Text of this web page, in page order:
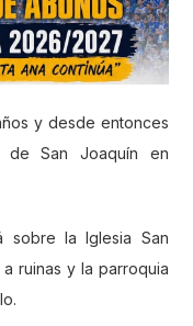
y desde entonces
de San Joaquín en
sobre la Iglesia San
ruinas y la parroquia